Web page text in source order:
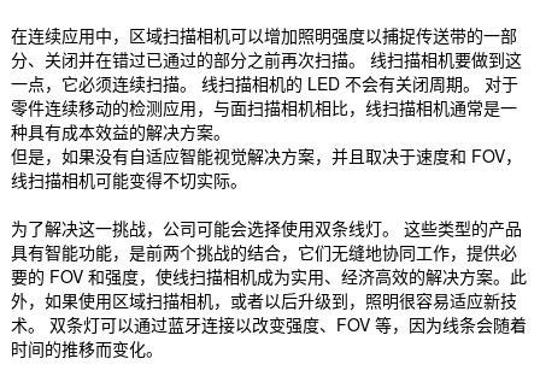
在连续应用中，区域扫描相机可以增加照明强度以捕捉传送带的一部
分、关闭并在错过已通过的部分之前再次扫描。 线扫描相机要做到这
一点，它必须连续扫描。 线扫描相机的 LED 不会有关闭周期。 对于
零件连续移动的检测应用，与面扫描相机相比，线扫描相机通常是一
种具有成本效益的解决方案。
但是，如果没有自适应智能视觉解决方案，并且取决于速度和 FOV，
线扫描相机可能变得不切实际。
为了解决这一挑战，公司可能会选择使用双条线灯。 这些类型的产品
具有智能功能，是前两个挑战的结合，它们无缝地协同工作，提供必
要的 FOV 和强度，使线扫描相机成为实用、经济高效的解决方案。此
外，如果使用区域扫描相机，或者以后升级到，照明很容易适应新技
术。 双条灯可以通过蓝牙连接以改变强度、FOV 等，因为线条会随着
时间的推移而变化。